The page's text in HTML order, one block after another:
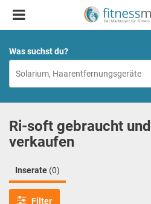
Was suchst du?
Ri-soft gebraucht
verkaufen
Inserate (0)
Filter